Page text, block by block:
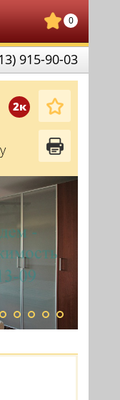
0
915-90-03
2к